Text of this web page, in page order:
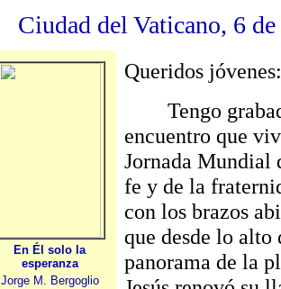
Ciudad del Vaticano, 6
En Él solo la
esperanza
Jorge M. Bergoglio
Queridos jóvenes:
Tengo
encuentro que
Jornada Mundial
fe y de la
con los brazos
que desde lo
panorama de la